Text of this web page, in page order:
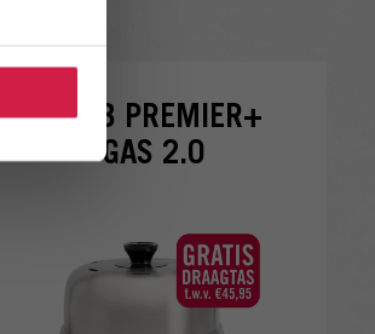
COBB PREMIER+
GAS 2.0